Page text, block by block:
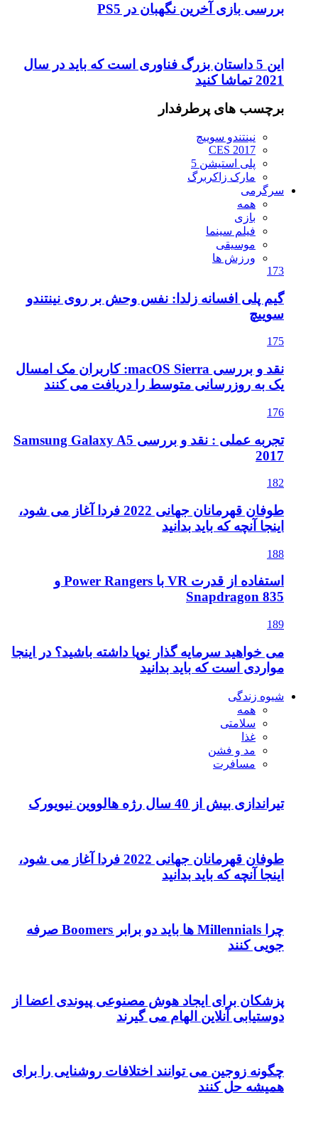
بررسی بازی آخرین نگهبان در PS5
این 5 داستان بزرگ فناوری است که باید در سال
2021 تماشا کنید
برچسب های پرطرفدار
نینتندو سوییچ
CES 2017
پلی استیشن 5
مارک زاکربرگ
سرگرمی
همه
بازی
فیلم سینما
موسیقی
ورزش ها
173
گیم پلی افسانه زلدا: نفس وحش بر روی نینتندو
سوییچ
175
نقد و بررسی macOS Sierra: کاربران مک امسال
یک به روزرسانی متوسط را دریافت می کنند
176
تجربه عملی : نقد و بررسی Samsung Galaxy A5
2017
182
طوفان قهرمانان جهانی 2022 فردا آغاز می شود،
اینجا آنچه که باید بدانید
188
استفاده از قدرت VR با Power Rangers و
Snapdragon 835
189
می خواهید سرمایه گذار نوپا داشته باشید؟ در اینجا
مواردی است که باید بدانید
شیوه زندگی
همه
سلامتی
غذا
مد و فشن
مسافرت
تیراندازی بیش از 40 سال رژه هالووین نیویورک
طوفان قهرمانان جهانی 2022 فردا آغاز می شود،
اینجا آنچه که باید بدانید
چرا Millennials ها باید دو برابر Boomers صرفه
جویی کنند
پزشکان برای ایجاد هوش مصنوعی پیوندی اعضا از
دوستیابی آنلاین الهام می گیرند
چگونه زوجین می توانند اختلافات روشنایی را برای
همیشه حل کنند